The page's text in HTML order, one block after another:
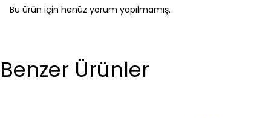
Bu ürün için henüz yorum yapılmamış.
Benzer Ürünler